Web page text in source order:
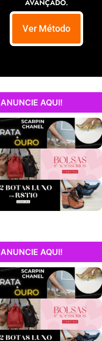
AVANÇADO.
Ver Método
ANUNCIE AQUI!
ANUNCIE AQUI!